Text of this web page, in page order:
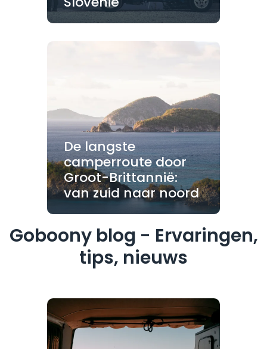
De langste
camperroute door
Groot-Brittannië:
van zuid naar noord
Goboony blog - Ervaringen,
tips, nieuws